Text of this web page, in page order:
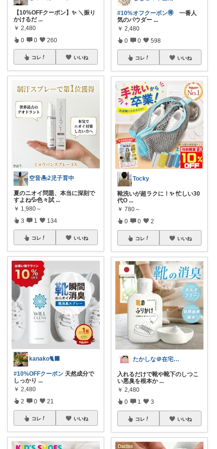
【10%OFFクーポン】✨ ＼振り
かけるだ ...
￥ 2,480
0 0 260
コレ いいね
空音🏝️2児子育中
夏のニオイ問題、本当に深刻で
すよね💦色々試 ...
￥ 1,980～
3 1 134
コレ いいね
kanako🐈‍⬛
#10%OFFクーポン 天然成分で
しっかり ...
￥ 2,480
2 0 21
コレ いいね
#10%オフクーポン🉐 一番人
気のパウダー ...
￥ 2,480
0 0 598
コレ いいね
Tocky
靴洗いが超ラクに！✨ 忙しい30
代O ...
￥ 780～
0 0 2
コレ いいね
たかしな＠在宅ワーカー
入れるだけで靴や靴下のしつこ
い悪臭を根本か ...
￥ 2,480
0 1 3
コレ いいね